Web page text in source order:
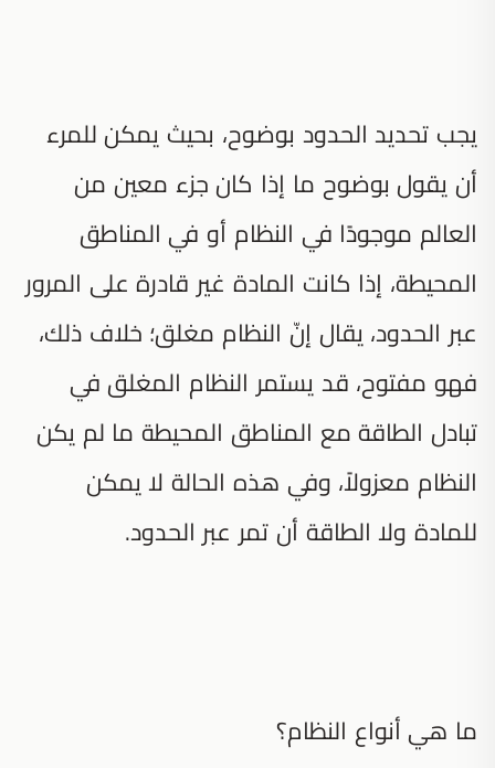
يجب تحديد الحدود بوضوح، بحيث يمكن للمرء
أن يقول بوضوح ما إذا كان جزء معين من
العالم موجودًا في النظام أو في المناطق
المحيطة، إذا كانت المادة غير قادرة على المرور
عبر الحدود، يقال إنّ النظام مغلق؛ خلاف ذلك،
فهو مفتوح، قد يستمر النظام المغلق في
تبادل الطاقة مع المناطق المحيطة ما لم يكن
النظام معزولاً، وفي هذه الحالة لا يمكن
للمادة ولا الطاقة أن تمر عبر الحدود.
ما هي أنواع النظام؟